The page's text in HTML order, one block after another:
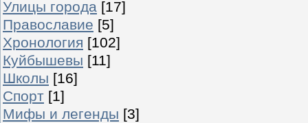
Улицы города [17]
Православие [5]
Хронология [102]
Куйбышевы [11]
Школы [16]
Спорт [1]
Мифы и легенды [3]